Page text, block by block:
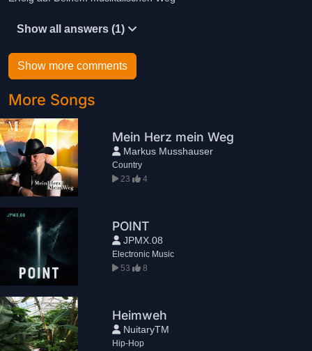
Show all answers (1)
Show more comments
More Songs
Mein Herz mein Weg
Markus Musshauser
Country
23
4
POINT
JPMX.08
Electronic Music
53
8
Heimweh
NuitaryTM
Hip-Hop